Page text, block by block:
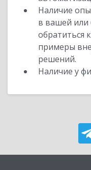
Наличие
в вашей или
обратиться
примеры
решений.
Наличие у